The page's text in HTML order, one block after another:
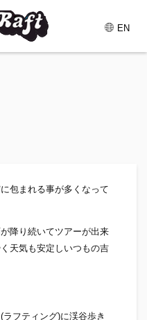
EN
包まれる事が多くなって
降り続いてツアーが出来
天気も安定しいつもの吉
フティング)に渓谷歩き